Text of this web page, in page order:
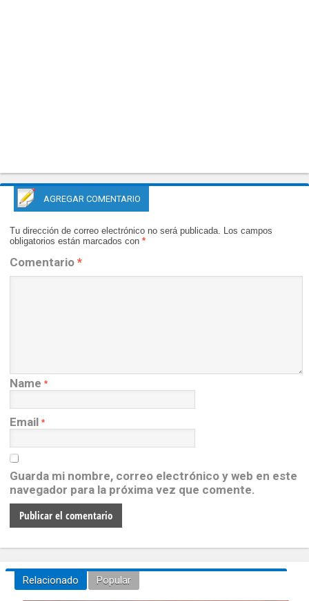
AGREGAR COMENTARIO
Tu dirección de correo electrónico no será publicada. Los campos
obligatorios están marcados con *
Comentario *
Name *
Email *
Guarda mi nombre, correo electrónico y web en este
navegador para la próxima vez que comente.
Relacionado Popular